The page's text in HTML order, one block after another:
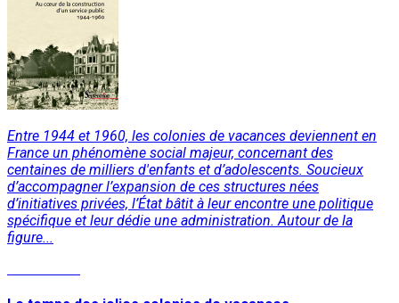
Entre 1944 et 1960, les colonies de vacances deviennent en
France un phénomène social majeur, concernant des
centaines de milliers d'enfants et d’adolescents. Soucieux
d’accompagner l’expansion de ces structures nées
d’initiatives privées, l’État bâtit à leur encontre une politique
spécifique et leur dédie une administration. Autour de la
figure...